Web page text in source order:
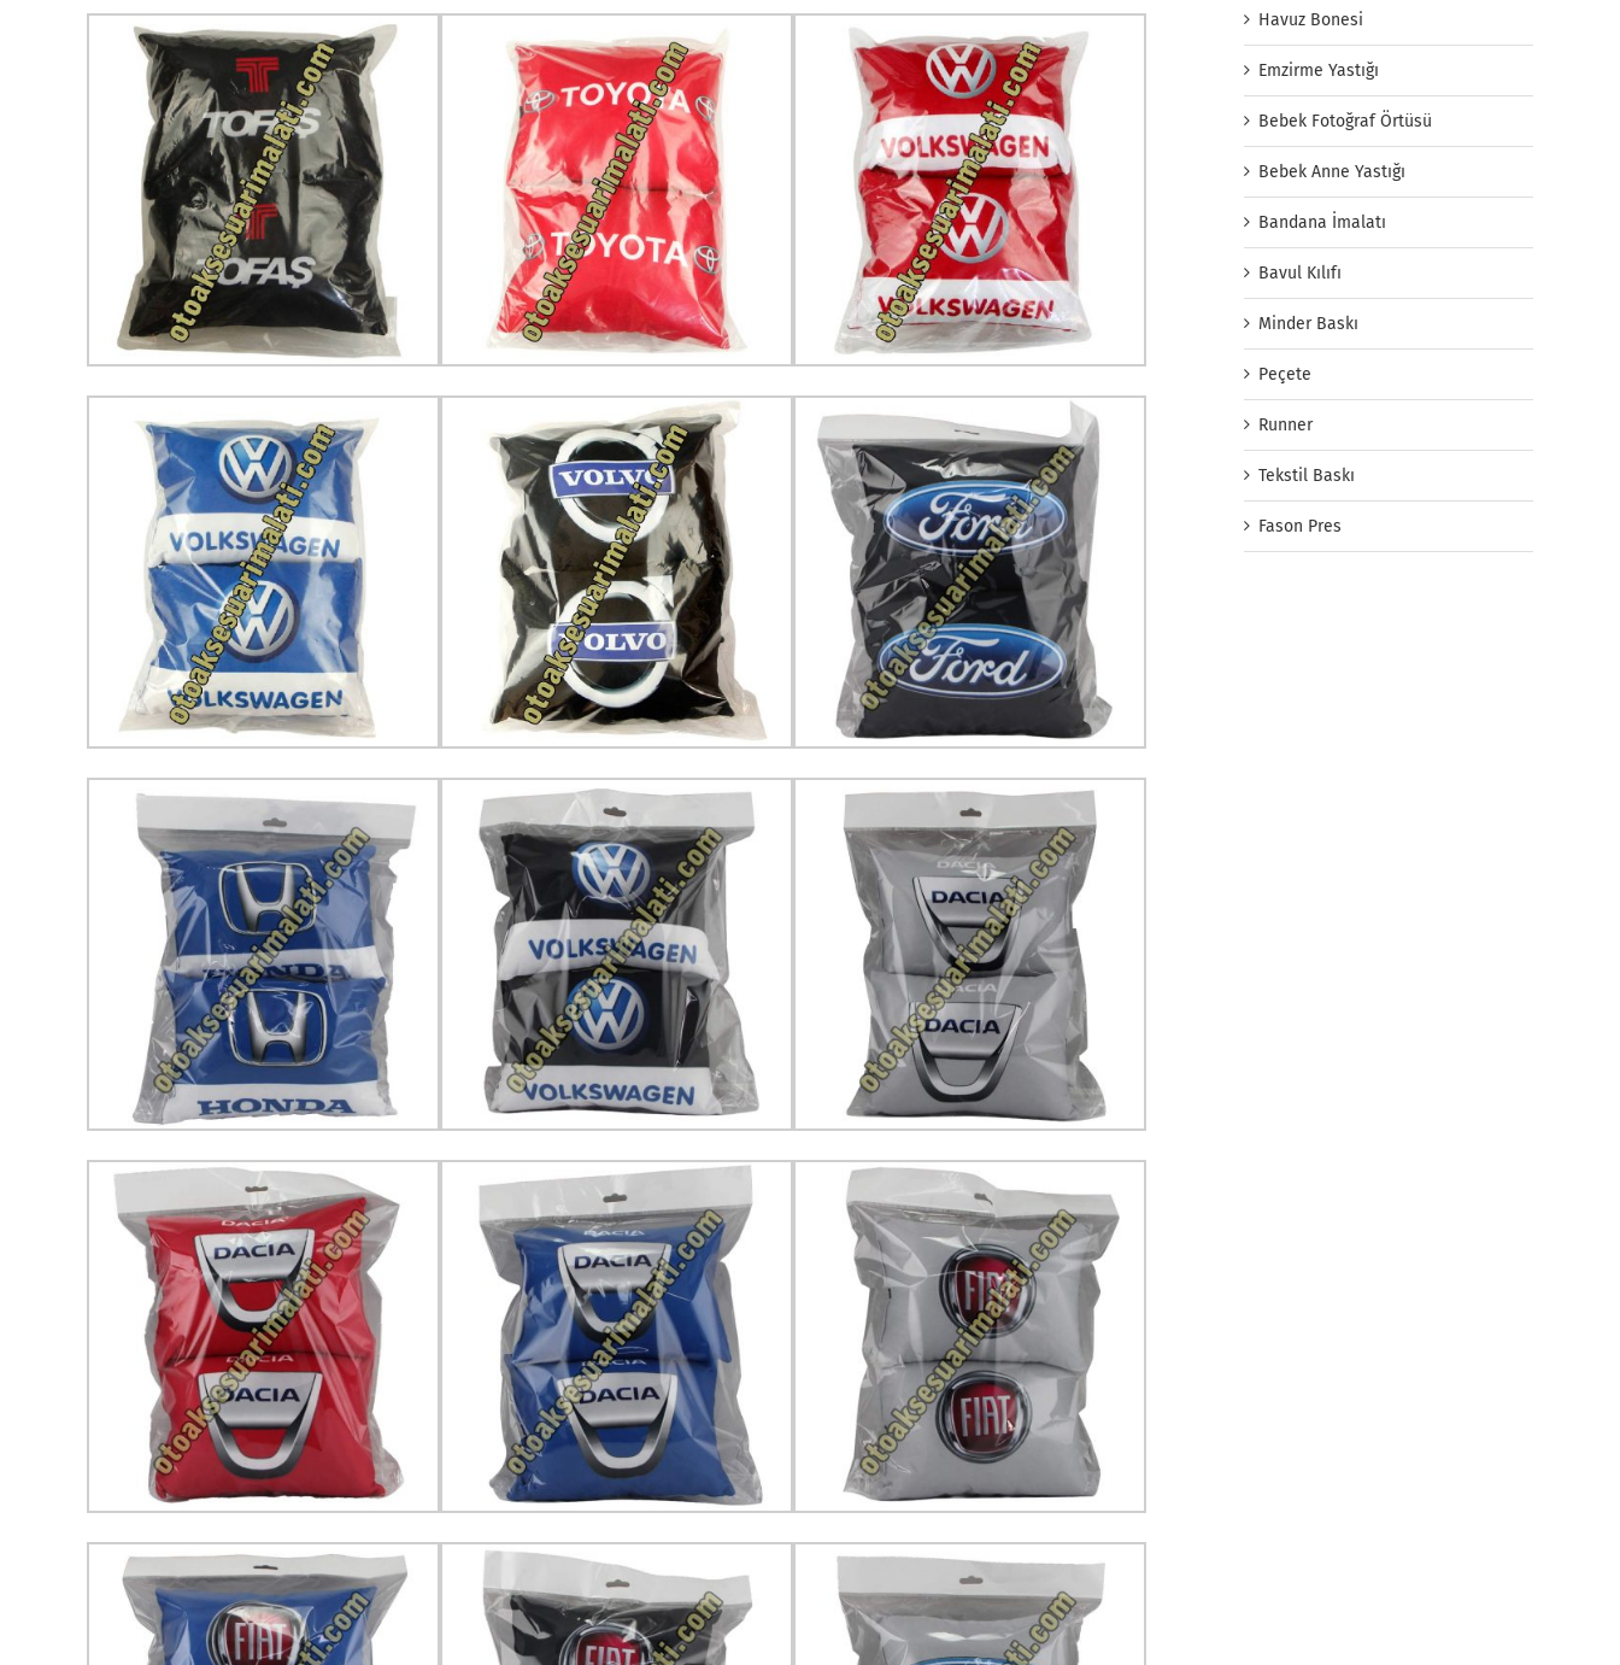
Havuz Bonesi
Emzirme Yastığı
Bebek Fotoğraf Örtüsü
Bebek Anne Yastığı
Bandana İmalatı
Bavul Kılıfı
Minder Baskı
Peçete
Runner
Tekstil Baskı
Fason Pres